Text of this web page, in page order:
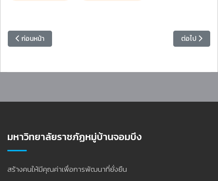
เนื้อหาก่อนหน้า: สำนักวิทยบริการฯ เชิญร่วมอบรม “โครงการส่งเสริมก
ก่อนหน้า เนื้อหาถัดไป
ต่อไป
มหาวิทยาลัยราชภัฏหมู่บ้านจอมบึง
สร้างคนให้มีคุณค่าเพื่อการพัฒนาที่ยั่งยืน